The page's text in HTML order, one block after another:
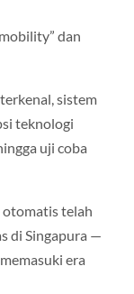
dan
sistem
teknologi
uji coba
otomatis telah
di Singapura —
era